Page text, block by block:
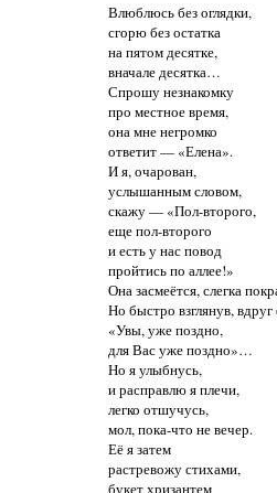
Влюблюсь без оглядки,
сгорю без остатка
на пятом десятке,
вначале десятка…
Спрошу незнакомку
про местное время,
она мне негромко
ответит — «Елена».
И я, очарован,
услышанным словом,
скажу— «Пол-второго,
еще пол-второго
и есть у нас повод
пройтись по аллее!»
Она засмеётся, слегка
Но быстро взглянув, вдруг
«Увы, уже поздно,
для Вас уже поздно»…
Но я улыбнусь,
и расправлю я плечи,
легко отшучусь,
мол, пока-что не вечер.
Её я затем
растревожу стихами,
букет хризантем